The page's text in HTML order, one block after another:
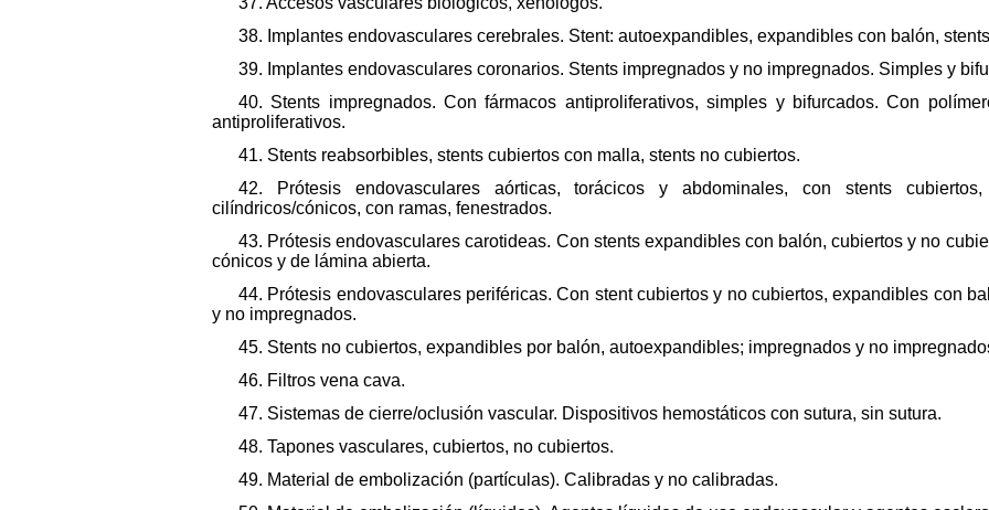
38. Implantes endovasculares cerebrales. Stent: autoexpandibles, expandibles con balón,
39. Implantes endovasculares coronarios. Stents impregnados y no impregnados. Simples y
40. Stents impregnados. Con fármacos antiproliferativos, simples y bifurcados. Con
antiproliferativos.
41. Stents reabsorbibles, stents cubiertos con malla, stents no cubiertos.
42. Prótesis endovasculares aórticas, torácicos y abdominales, con stents
cilíndricos/cónicos, con ramas, fenestrados.
43. Prótesis endovasculares carotideas. Con stents expandibles con balón, cubiertos y no
cónicos y de lámina abierta.
44. Prótesis endovasculares periféricas. Con stent cubiertos y no cubiertos, expandibles con
y no impregnados.
45. Stents no cubiertos, expandibles por balón, autoexpandibles; impregnados y no
46. Filtros vena cava.
47. Sistemas de cierre/oclusión vascular. Dispositivos hemostáticos con sutura, sin sutura.
48. Tapones vasculares, cubiertos, no cubiertos.
49. Material de embolización (partículas). Calibradas y no calibradas.